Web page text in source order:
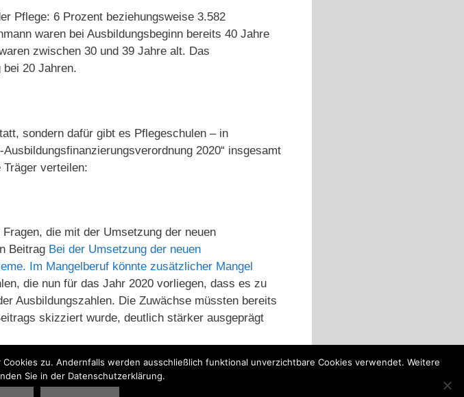
Pflege: 6 Prozent beziehungsweise 3.582
waren bei Ausbildungsbeginn bereits 40 Jahre
zwischen 30 und 39 Jahre alt. Das
20 Jahren.
sondern dafür gibt es Pflegeschulen – in
2020“ insgesamt
verteilen:
die mit der Umsetzung der neuen
Beitrag Bei der Umsetzung der neuen
Im Mangelberuf könnte zusätzlicher Mangel
die nun für das Jahr 2020 vorliegen, dass es zu
Ausbildungszahlen. Die Zuwächse müssten bereits
skizziert wurde, deutlich stärker ausgeprägt
zu. Andernfalls werden ausschließlich funktional unverzichtbare Cookies verwendet. Weitere
Sie in der Datenschutzerklärung.